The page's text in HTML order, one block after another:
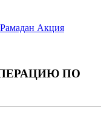
Акция
ПО